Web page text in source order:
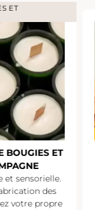
ET
BOUGIES ET
et sensorielle.
des
votre propre